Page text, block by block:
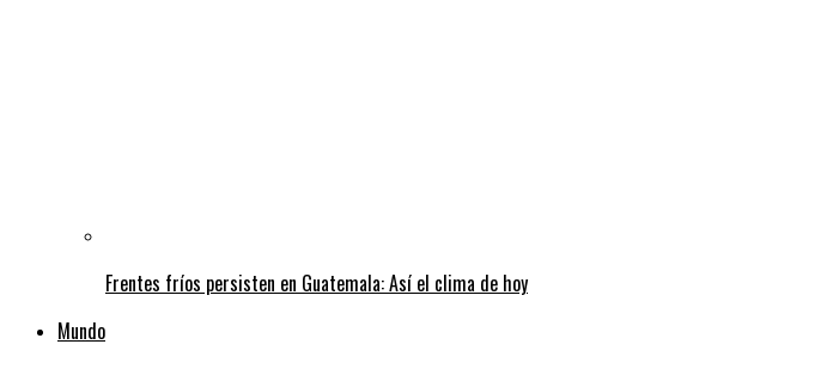
Frentes fríos persisten en Guatemala: Así el clima de hoy
Mundo